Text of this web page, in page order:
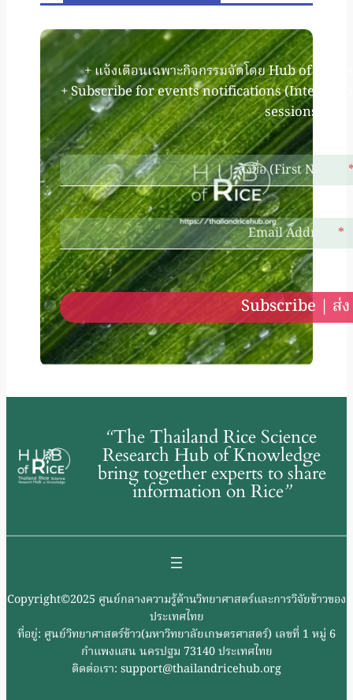
+ แจ้งเตือนเฉพาะกิจกรรมจัดโดย Hub of Rice
+ Subscribe for events notifications
sessions).
ลงชื่อ (First Name)
Email Address *
Subscribe | ส่ง
“The Thailand Rice Science
Research Hub of Knowledge
bring together experts to share
information on Rice”
Copyright©2025 ศูนย์กลางความรู้ด้านวิทยาศาสตร์และการวิจัยข้าวของ
ประเทศไทย
ที่อยู่: ศูนย์วิทยาศาสตร์ข้าว(มหาวิทยาลัยเกษตรศาสตร์) เลขที่ 1 หมู่ 6
กำแพงแสน นครปฐม 73140 ประเทศไทย
ติดต่อเรา: support@thailandricehub.org